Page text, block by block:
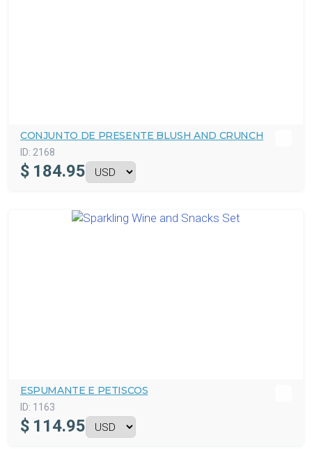
CONJUNTO DE PRESENTE BLUSH AND CRUNCH
ID: 2168
$ 184.95
ESPUMANTE E PETISCOS
ID: 1163
$ 114.95